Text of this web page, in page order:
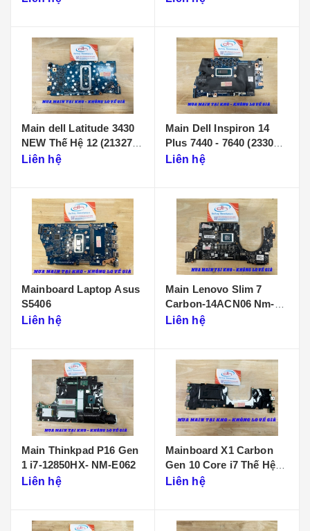
Main dell Latitude 3430
NEW Thế Hệ 12 (213274-
1)
Liên hệ
Main Dell Inspiron 14
Plus 7440 - 7640 (233086-
1)
Liên hệ
Mainboard Laptop Asus
S5406
Liên hệ
Main Lenovo Slim 7
Carbon-14ACN06 Nm-
D901
Liên hệ
Main Thinkpad P16 Gen
1 i7-12850HX- NM-E062
Liên hệ
Mainboard X1 Carbon
Gen 10 Core i7 Thế Hệ
12 - NM-D961
Liên hệ